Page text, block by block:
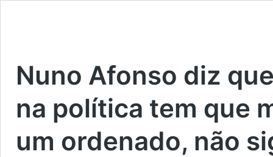
Nuno Afonso diz
na política tem que
um ordenado, não